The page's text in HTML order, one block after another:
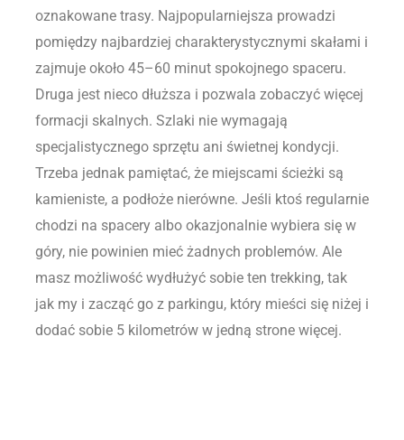
oznakowane trasy. Najpopularniejsza prowadzi
pomiędzy najbardziej charakterystycznymi skałami i
zajmuje około 45–60 minut spokojnego spaceru.
Druga jest nieco dłuższa i pozwala zobaczyć więcej
formacji skalnych. Szlaki nie wymagają
specjalistycznego sprzętu ani świetnej kondycji.
Trzeba jednak pamiętać, że miejscami ścieżki są
kamieniste, a podłoże nierówne. Jeśli ktoś regularnie
chodzi na spacery albo okazjonalnie wybiera się w
góry, nie powinien mieć żadnych problemów. Ale
masz możliwość wydłużyć sobie ten trekking, tak
jak my i zacząć go z parkingu, który mieści się niżej i
dodać sobie 5 kilometrów w jedną strone więcej.